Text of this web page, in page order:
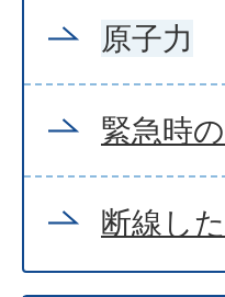
原子力
緊急時
断線し